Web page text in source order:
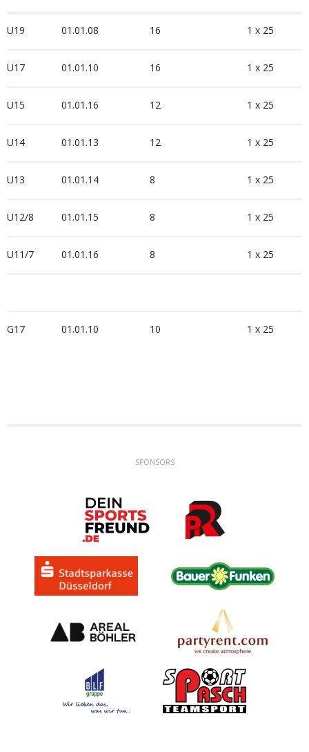
U19 01.01.08 16 1 x 25
U17 01.01.10 16 1 x 25
U15 01.01.16 12 1 x 25
U14 01.01.13 12 1 x 25
U13 01.01.14 8 1 x 25
U12/8 01.01.15 8 1 x 25
U11/7 01.01.16 8 1 x 25
G17 01.01.10 10 1 x 25
SPONSORS